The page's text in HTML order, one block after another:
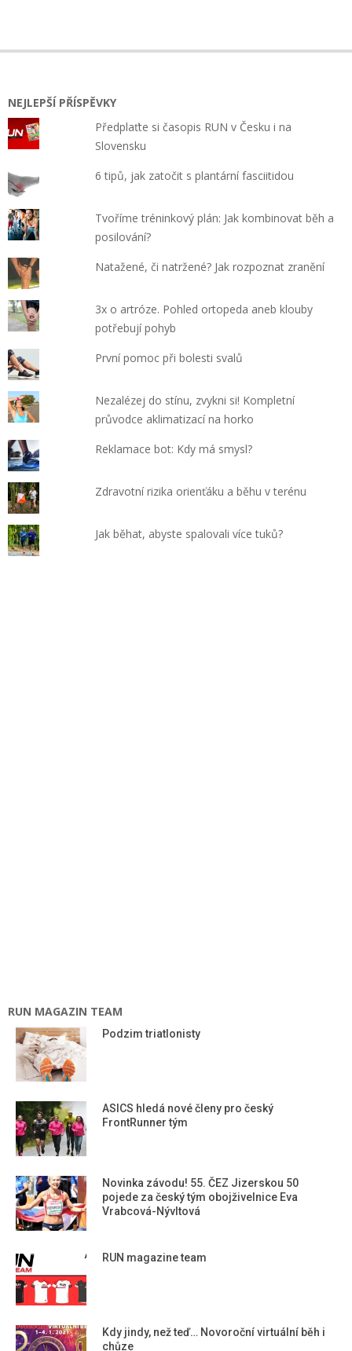
NEJLEPŠÍ PŘÍSPĚVKY
Předplaťte si časopis RUN v Česku i na
Slovensku
6 tipů, jak zatočit s plantární fasciitidou
Tvoříme tréninkový plán: Jak kombinovat běh a
posilování?
Natažené, či natržené? Jak rozpoznat zranění
3x o artróze. Pohled ortopeda aneb klouby
potřebují pohyb
První pomoc při bolesti svalů
Nezalézej do stínu, zvykni si! Kompletní
průvodce aklimatizací na horko
Reklamace bot: Kdy má smysl?
Zdravotní rizika orienťáku a běhu v terénu
Jak běhat, abyste spalovali více tuků?
RUN MAGAZIN TEAM
Podzim triatlonisty
ASICS hledá nové členy pro český
FrontRunner tým
Novinka závodu! 55. ČEZ Jizerskou 50
pojede za český tým obojživelnice Eva
Vrabcová-Nývltová
RUN magazine team
Kdy jindy, než teď… Novoroční virtuální běh i
chůze